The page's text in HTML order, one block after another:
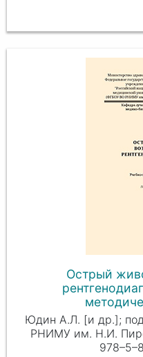
Острый
Юдин А.Л. [и др.];
РНИМУ им. Н.И.